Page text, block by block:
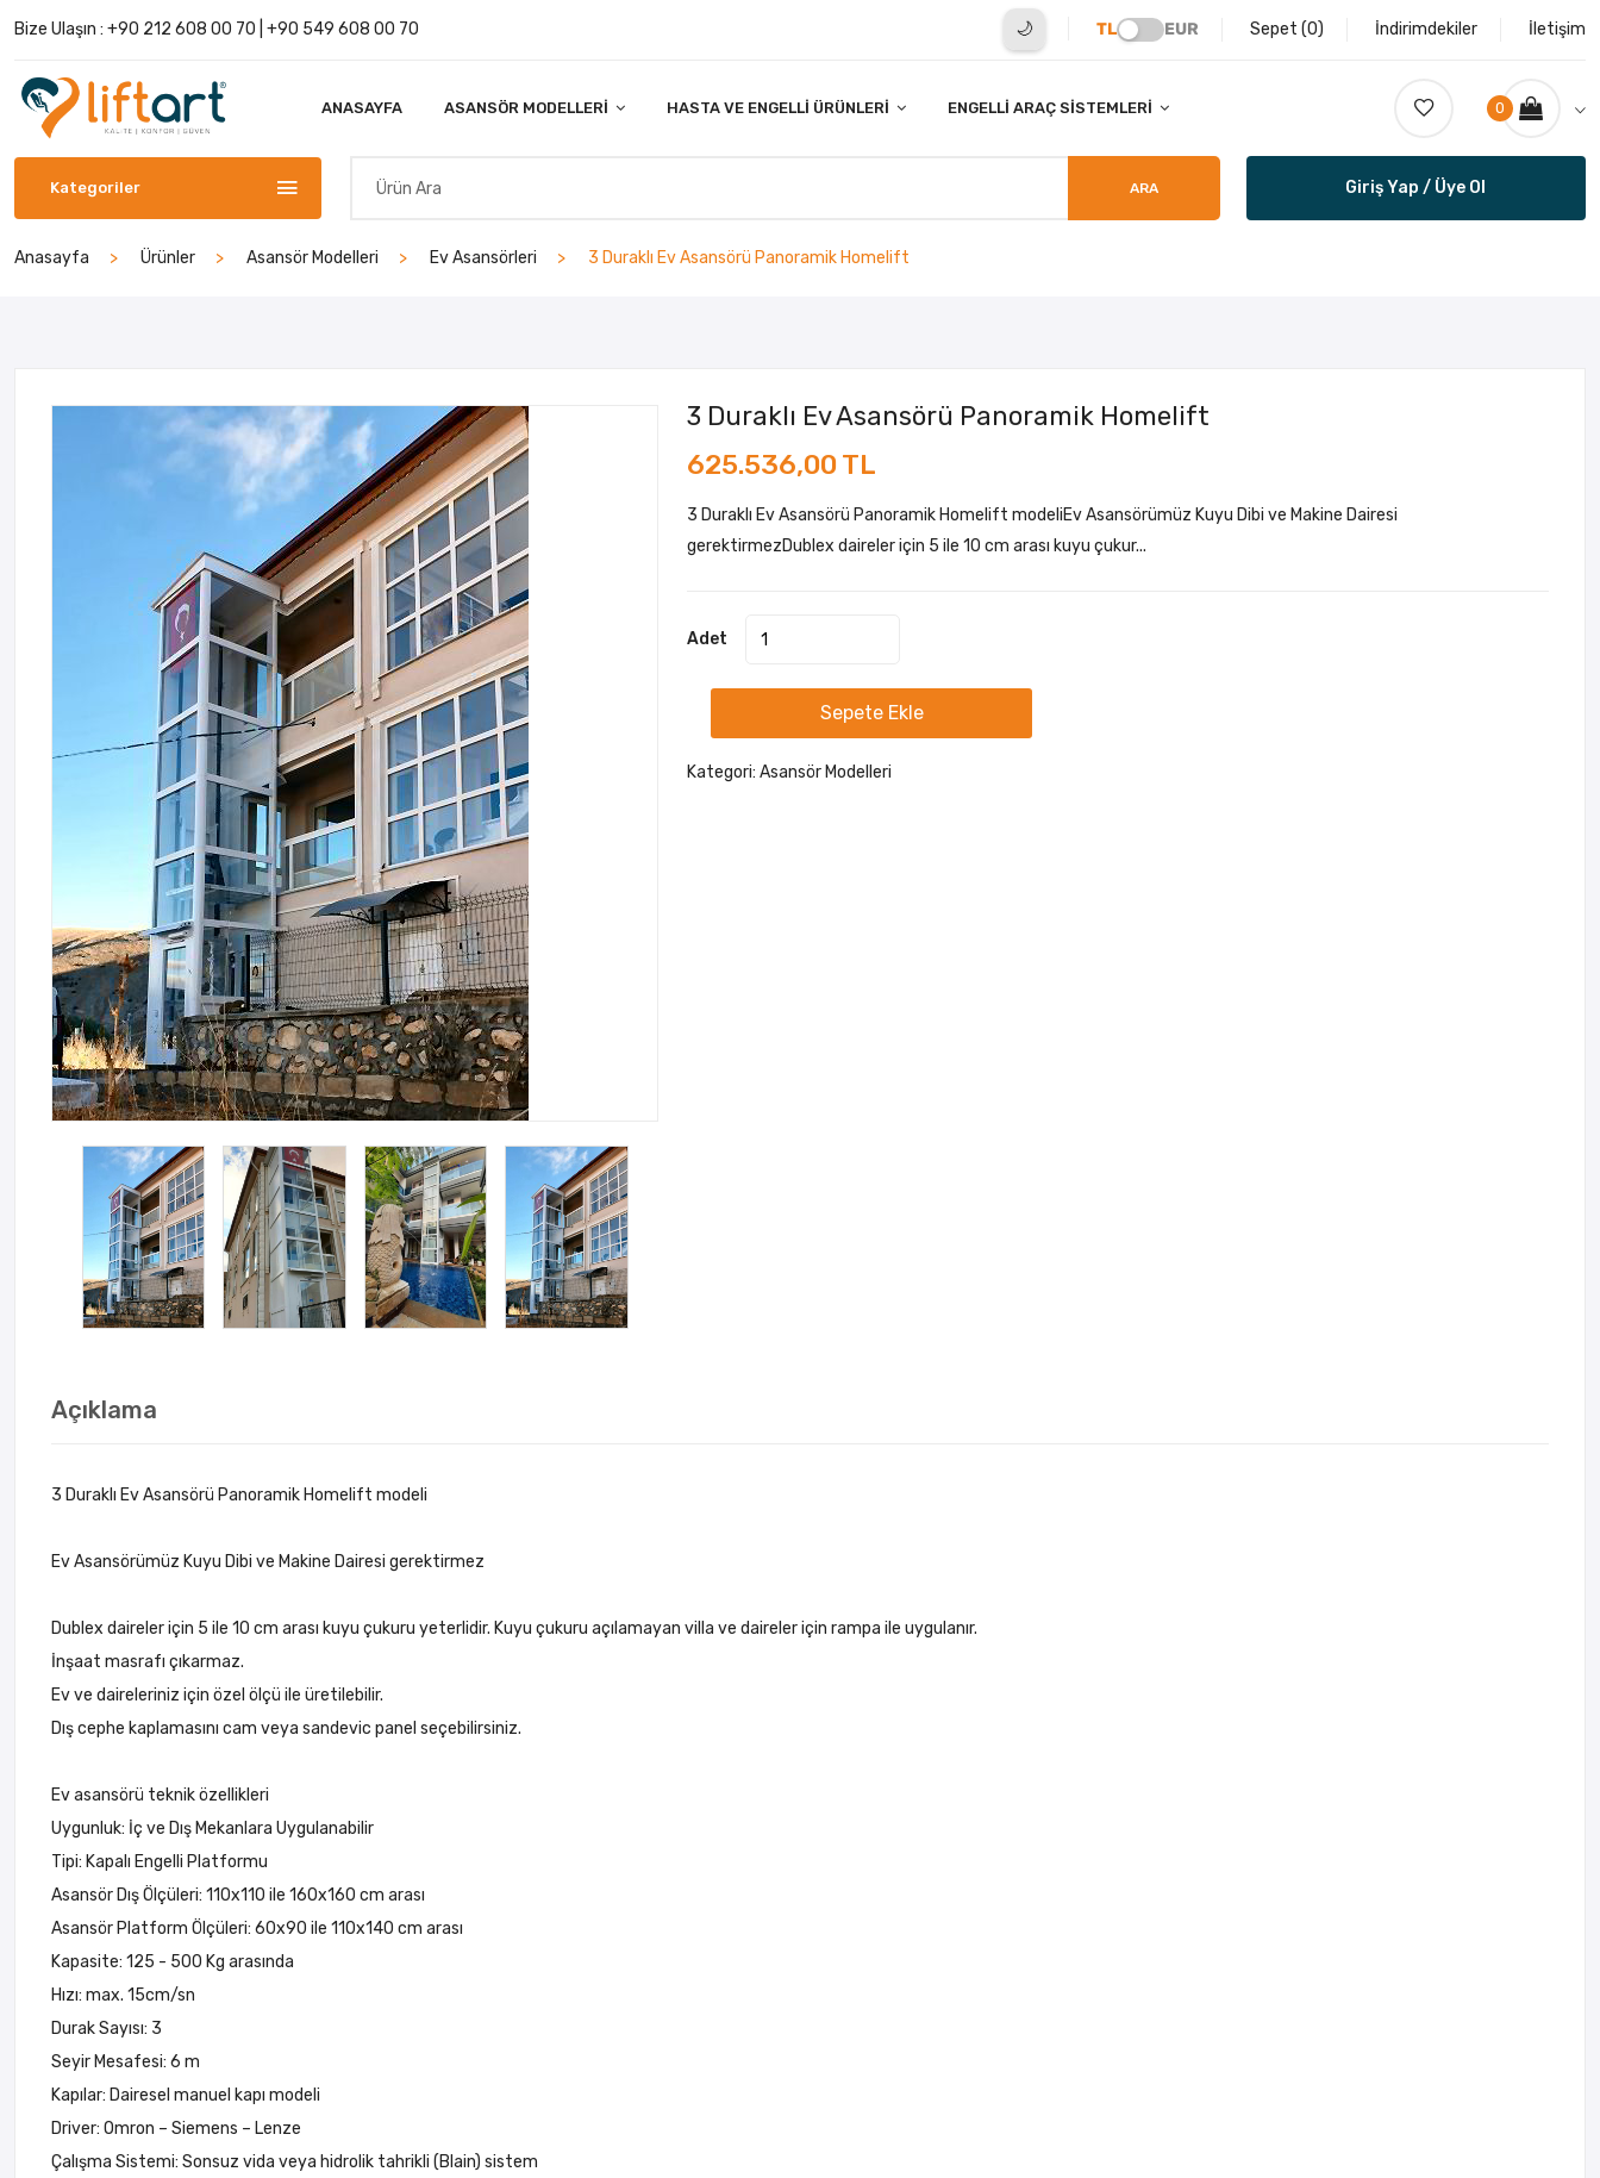
Bize Ulaşın : +90 212 608 00 70 +90 549 608 00 70 🌙 TL EUR Sepet (0) İndirimdekiler İletişim
ANASAYFA ASANSÖR MODELLERI HASTA VE ENGELLI ÜRÜNLERI ENGELLI ARAÇ SISTEMLERI 0
Kategoriler ARA Giriş Yap / Üye Ol
Anasayfa Ürünler Asansör Modelleri Ev Asansörleri 3 Duraklı Ev Asansörü Panoramik Homelift
3 Duraklı Ev Asansörü Panoramik Homelift
625.536,00 TL
3 Duraklı Ev Asansörü Panoramik Homelift modeliEv Asansörümüz Kuyu Dibi ve Makine Dairesi
gerektirmezDublex daireler için 5 ile 10 cm arası kuyu çukur...
Adet
Sepete Ekle
Kategori:Asansör Modelleri
Açıklama
3 Duraklı Ev Asansörü Panoramik Homelift modeli
Ev Asansörümüz Kuyu Dibi ve Makine Dairesi gerektirmez
Dublex daireler için 5 ile 10 cm arası kuyu çukuru yeterlidir. Kuyu çukuru açılamayan villa ve daireler için rampa ile uygulanır.
İnşaat masrafı çıkarmaz.
Ev ve daireleriniz için özel ölçü ile üretilebilir.
Dış cephe kaplamasını cam veya sandevic panel seçebilirsiniz.
Ev asansörü teknik özellikleri
Uygunluk: İç ve Dış Mekanlara Uygulanabilir
Tipi: Kapalı Engelli Platformu
Asansör Dış Ölçüleri: 110x110 ile 160x160 cm arası
Asansör Platform Ölçüleri: 60x90 ile 110x140 cm arası
Kapasite: 125 - 500 Kg arasında
Hızı: max. 15cm/sn
Durak Sayısı: 3
Seyir Mesafesi: 6 m
Kapılar: Dairesel manuel kapı modeli
Driver: Omron – Siemens – Lenze
Çalışma Sistemi: Sonsuz vida veya hidrolik tahrikli (Blain) sistem